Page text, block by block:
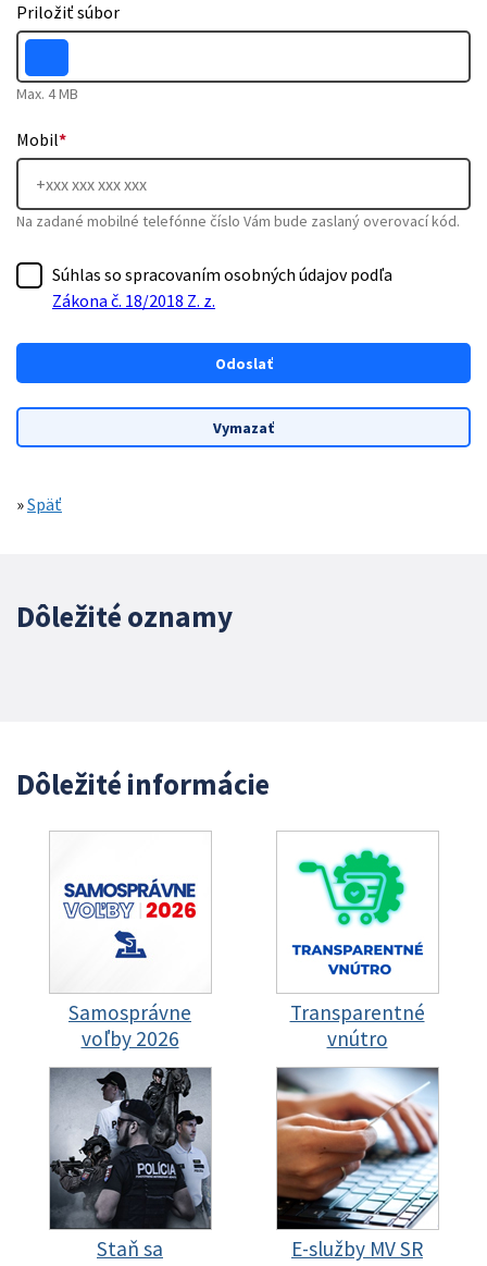
Priložiť súbor
Max. 4 MB
Mobil*
Na zadané mobilné telefónne číslo Vám bude zaslaný overovací kód.
Súhlas so spracovaním osobných údajov podľa
Zákona č. 18/2018 Z. z.
»Späť
Dôležité oznamy
Dôležité informácie
Samosprávne
voľby 2026
Transparentné
vnútro
Staň sa
E-služby MV SR